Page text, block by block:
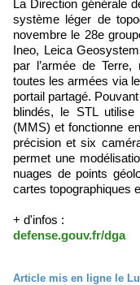
La Direction générale de l’armement (DGA) vient de qualifier le
système léger de
novembre le 28e
Ineo, Leica
par l’armée de
toutes les armées via
portail partagé.
blindés, le STL utilise
(MMS) et fonctionne
précision et six
permet une
nuages de points
cartes topographiques
+ d'infos :
defense.gouv.fr/dga
Article mis en ligne le